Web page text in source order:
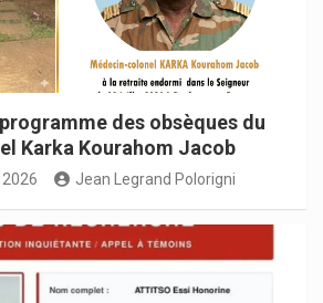
des obsèques du
Karka Kourahom Jacob
Jean Legrand Polorigni